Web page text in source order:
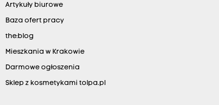
Artykuły biurowe
Baza ofert pracy
the:blog
Mieszkania w Krakowie
Darmowe ogłoszenia
Sklep z kosmetykami tolpa.pl